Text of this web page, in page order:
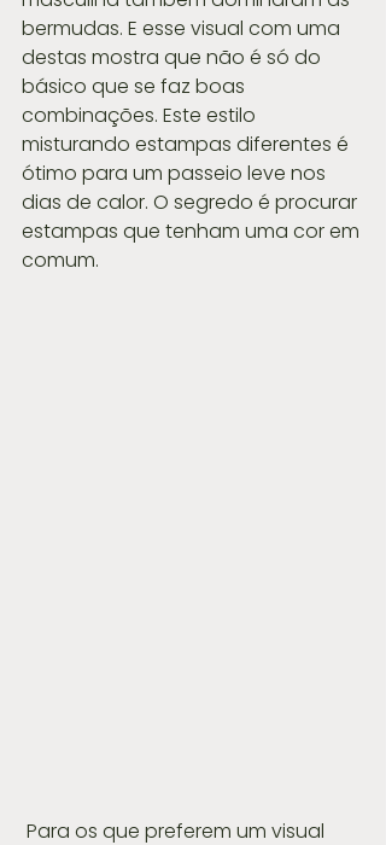
bermudas. E esse visual com uma
destas mostra que não é só do
básico que se faz boas
combinações. Este estilo
misturando estampas diferentes é
ótimo para um passeio leve nos
dias de calor. O segredo é procurar
estampas que tenham uma cor em
comum.